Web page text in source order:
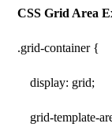
CSS Grid Area
.grid-container {
display: grid;
grid-template-